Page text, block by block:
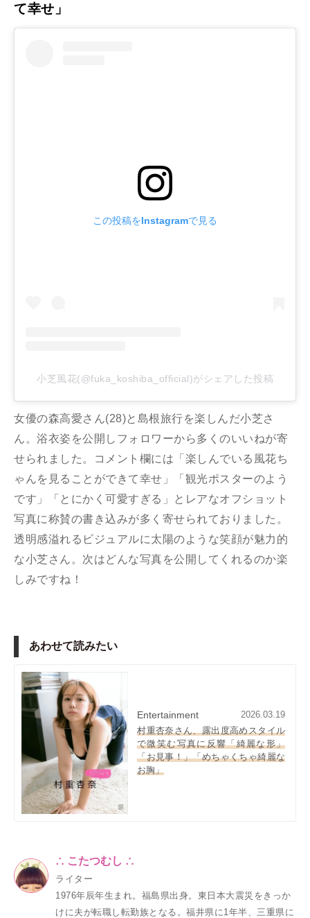
て幸せ」
この投稿をInstagramで見る
小芝風花(@fuka_koshiba_official)がシェアした投稿
女優の森高愛さん(28)と島根旅行を楽しんだ小芝さ
ん。浴衣姿を公開しフォロワーから多くのいいねが寄
せられました。コメント欄には「楽しんでいる風花ち
ゃんを見ることができて幸せ」「観光ポスターのよう
です」「とにかく可愛すぎる」とレアなオフショット
写真に称賛の書き込みが多く寄せられておりました。
透明感溢れるビジュアルに太陽のような笑顔が魅力的
な小芝さん。次はどんな写真を公開してくれるのか楽
しみですね！
あわせて読みたい
Entertainment
2026.03.19
村重杏奈さん、露出度高めスタイル
で微笑む写真に反響「綺麗な形」
「お見事！」「めちゃくちゃ綺麗な
お胸」
∴ こたつむし ∴
ライター
1976年辰年生まれ。福島県出身。東日本大震災をきっか
けに夫が転職し転勤族となる。福井県に1年半、三重県に